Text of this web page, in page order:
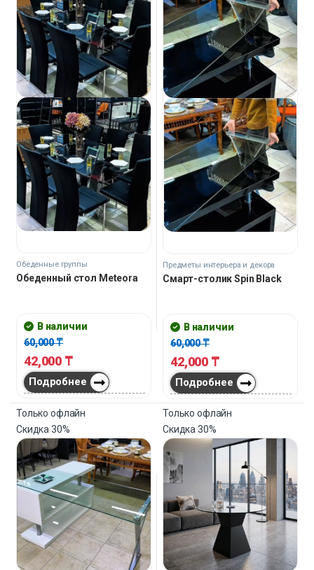
Обеденные группы
Обеденный стол Meteora
В наличии
60,000₸
42,000 ₸
Подробнее
Предметы интерьера и декора
Смарт-столик Spin Black
В наличии
60,000₸
42,000 ₸
Подробнее
Только офлайн
Скидка30%
Только офлайн
Скидка30%